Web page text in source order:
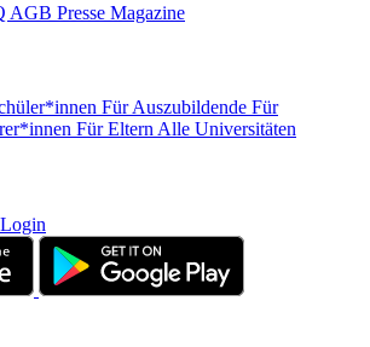
AGB Presse Magazine
Für Auszubildende Für
Für Eltern Alle Universitäten